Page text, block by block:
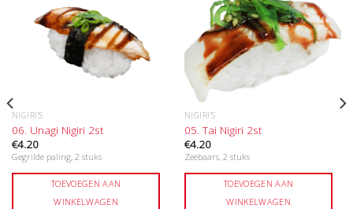
NIGIRI'S
06. Unagi Nigiri 2st
€4.20
Gegrilde paling, 2 stuks
TOEVOEGEN AAN
WINKELWAGEN
NIGIRI'S
05. Tai Nigiri 2st
€4.20
Zeebaars, 2 stuks
TOEVOEGEN AAN
WINKELWAGEN